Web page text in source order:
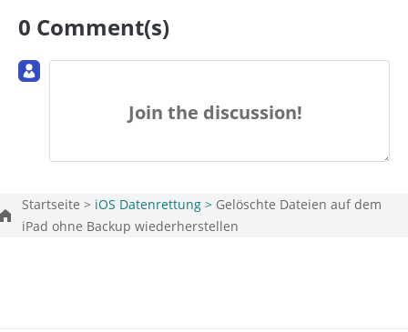
0 Comment(s)
Join the discussion!
Startseite > iOS Datenrettung > Gelöschte Dateien auf dem
iPad ohne Backup wiederherstellen